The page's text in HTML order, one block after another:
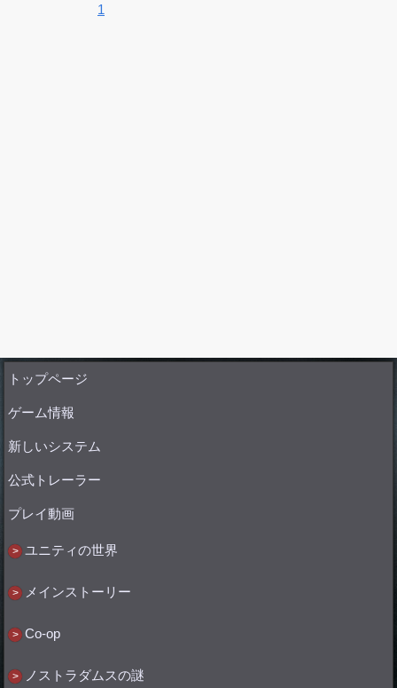
トップページ
ゲーム情報
新しいシステム
公式トレーラー
プレイ動画
ユニティの世界
メインストーリー
Co-op
ノストラダムスの謎